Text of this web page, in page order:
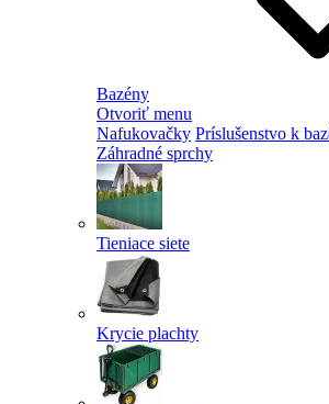
Bazény
Otvoriť menu
Nafukovačky Príslušenstvo k
Záhradné sprchy
Tieniace siete
Krycie plachty